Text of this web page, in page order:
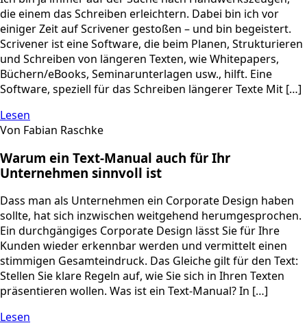
die einem das Schreiben erleichtern. Dabei bin ich vor
einiger Zeit auf Scrivener gestoßen – und bin begeistert.
Scrivener ist eine Software, die beim Planen, Strukturieren
und Schreiben von längeren Texten, wie Whitepapers,
Büchern/eBooks, Seminarunterlagen usw., hilft. Eine
Software, speziell für das Schreiben längerer Texte Mit […]
Lesen
Von Fabian Raschke
Warum ein Text-Manual auch für Ihr
Unternehmen sinnvoll ist
Dass man als Unternehmen ein Corporate Design haben
sollte, hat sich inzwischen weitgehend herumgesprochen.
Ein durchgängiges Corporate Design lässt Sie für Ihre
Kunden wieder erkennbar werden und vermittelt einen
stimmigen Gesamteindruck. Das Gleiche gilt für den Text:
Stellen Sie klare Regeln auf, wie Sie sich in Ihren Texten
präsentieren wollen. Was ist ein Text-Manual? In […]
Lesen